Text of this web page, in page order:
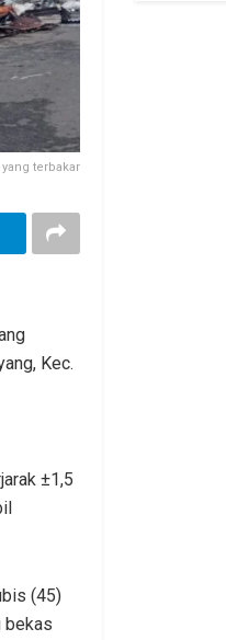
terbakar
Kec.
±1,5
(45)
bekas